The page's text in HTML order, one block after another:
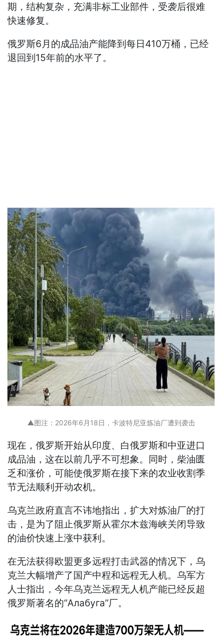
期，结构复杂，充满非标工业部件，受袭后很难
快速修复。
俄罗斯6月的成品油产能降到每日410万桶，已经
退回到15年前的水平了。
▲图注：2026年6月18日，卡波特尼亚炼油厂遭到袭击
现在，俄罗斯开始从印度、白俄罗斯和中亚进口
成品油，这在以前几乎不可想象。同时，柴油匮
乏和涨价，可能使俄罗斯在接下来的农业收割季
节无法顺利开动农机。
乌克兰政府直言不讳地指出，扩大对炼油厂的打
击，是为了阻止俄罗斯从霍尔木兹海峡关闭导致
的油价快速上涨中获利。
在无法获得欧盟更多远程打击武器的情况下，乌
克兰大幅增产了国产中程和远程无人机。乌军方
人士指出，今年乌克兰远程无人机产能已经反超
俄罗斯著名的“Алабуга”厂。